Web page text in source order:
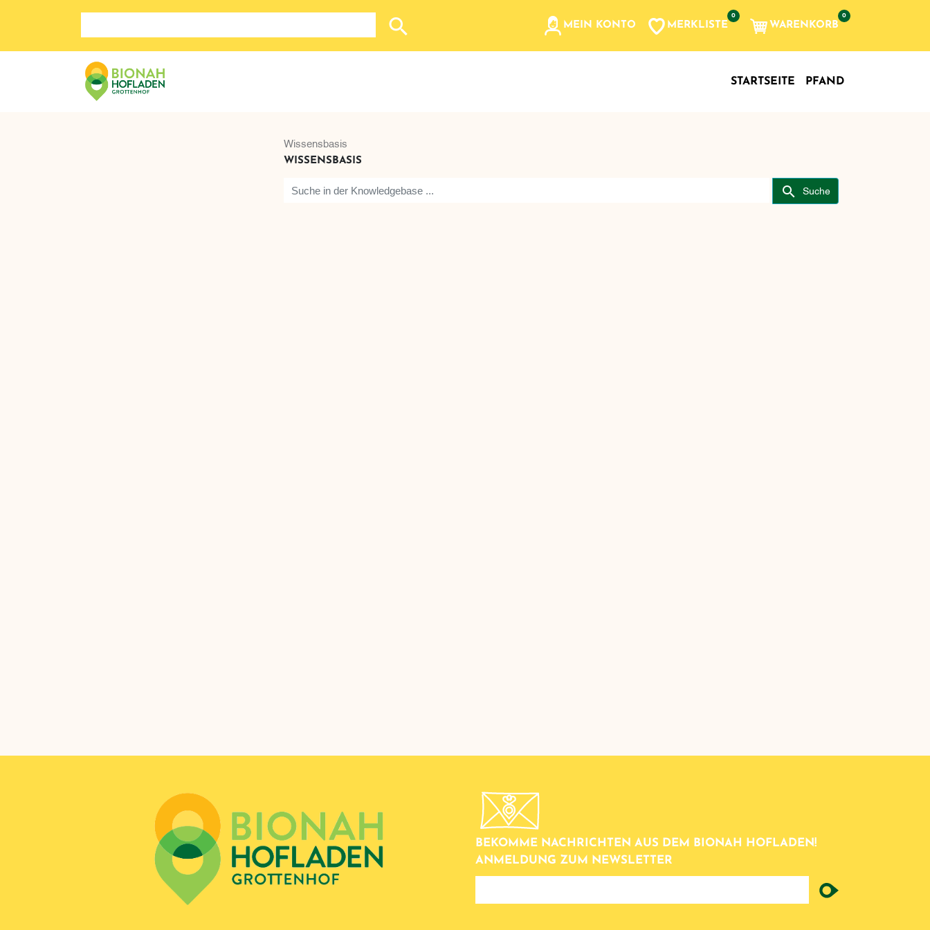
Suche nach: Zum Beispiel Wein, Fleisch, Keramik, Holz, etc...
MEIN KONTO MERKLISTE
0
WARENKORB
0
STARTSEITE PFAND
Wissensbasis
WISSENSBASIS
Search store
Suche
BEKOMME NACHRICHTEN AUS DEM BIONAH HOFLADEN!
ANMELDUNG ZUM NEWSLETTER
newsletter